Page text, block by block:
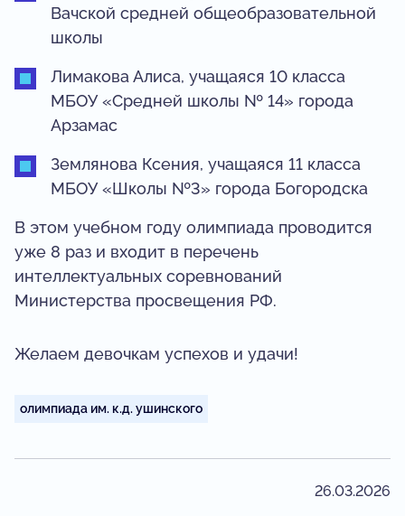
Вачской средней общеобразовательной
школы
Лимакова Алиса, учащаяся 10 класса
МБОУ «Средней школы № 14» города
Арзамас
Землянова Ксения, учащаяся 11 класса
МБОУ «Школы №3» города Богородска
В этом учебном году олимпиада проводится
уже 8 раз и входит в перечень
интеллектуальных соревнований
Министерства просвещения РФ.
Желаем девочкам успехов и удачи!
олимпиада им. к.д. ушинского
26.03.2026